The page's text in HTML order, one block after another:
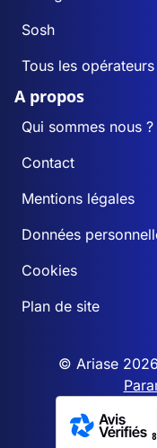
Sosh
Tous les opérateurs
A propos
Qui sommes nous ?
Contact
Mentions légales
Données
Cookies
Plan de site
© Ariase